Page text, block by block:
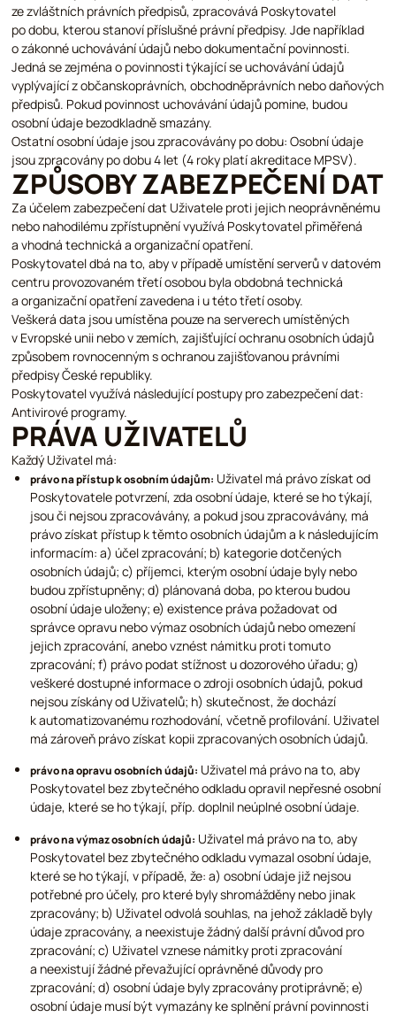
ze zvláštních právních předpisů, zpracovává Poskytovatel
po dobu, kterou stanoví příslušné právní předpisy. Jde například
o zákonné uchovávání údajů nebo dokumentační povinnosti.
Jedná se zejména o povinnosti týkající se uchovávání údajů
vyplývající z občanskoprávních, obchodněprávních nebo daňových
předpisů. Pokud povinnost uchovávání údajů pomine, budou
osobní údaje bezodkladně smazány.
Ostatní osobní údaje jsou zpracovávány po dobu: Osobní údaje
jsou zpracovány po dobu 4 let (4 roky platí akreditace MPSV).
ZPŮSOBY ZABEZPEČENÍ DAT
Za účelem zabezpečení dat Uživatele proti jejich neoprávněnému
nebo nahodilému zpřístupnění využívá Poskytovatel přiměřená
a vhodná technická a organizační opatření.
Poskytovatel dbá na to, aby v případě umístění serverů v datovém
centru provozovaném třetí osobou byla obdobná technická
a organizační opatření zavedena i u této třetí osoby.
Veškerá data jsou umístěna pouze na serverech umístěných
v Evropské unii nebo v zemích, zajišťující ochranu osobních údajů
způsobem rovnocenným s ochranou zajišťovanou právními
předpisy České republiky.
Poskytovatel využívá následující postupy pro zabezpečení dat:
Antivirové programy.
PRÁVA UŽIVATELŮ
Každý Uživatel má:
právo na přístup k osobním údajům: Uživatel má právo získat od
Poskytovatele potvrzení, zda osobní údaje, které se ho týkají,
jsou či nejsou zpracovávány, a pokud jsou zpracovávány, má
právo získat přístup k těmto osobních údajům a k následujícím
informacím: a) účel zpracování; b) kategorie dotčených
osobních údajů; c) příjemci, kterým osobní údaje byly nebo
budou zpřístupněny; d) plánovaná doba, po kterou budou
osobní údaje uloženy; e) existence práva požadovat od
správce opravu nebo výmaz osobních údajů nebo omezení
jejich zpracování, anebo vznést námitku proti tomuto
zpracování; f) právo podat stížnost u dozorového úřadu; g)
veškeré dostupné informace o zdroji osobních údajů, pokud
nejsou získány od Uživatelů; h) skutečnost, že dochází
k automatizovanému rozhodování, včetně profilování. Uživatel
má zároveň právo získat kopii zpracovaných osobních údajů.
právo na opravu osobních údajů: Uživatel má právo na to, aby
Poskytovatel bez zbytečného odkladu opravil nepřesné osobní
údaje, které se ho týkají, příp. doplnil neúplné osobní údaje.
právo na výmaz osobních údajů: Uživatel má právo na to, aby
Poskytovatel bez zbytečného odkladu vymazal osobní údaje,
které se ho týkají, v případě, že: a) osobní údaje již nejsou
potřebné pro účely, pro které byly shromážděny nebo jinak
zpracovány; b) Uživatel odvolá souhlas, na jehož základě byly
údaje zpracovány, a neexistuje žádný další právní důvod pro
zpracování; c) Uživatel vznese námitky proti zpracování
a neexistují žádné převažující oprávněné důvody pro
zpracování; d) osobní údaje byly zpracovány protiprávně; e)
osobní údaje musí být vymazány ke splnění právní povinnosti